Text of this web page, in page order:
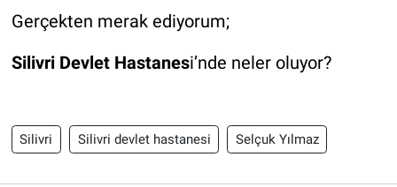
Gerçekten merak ediyorum;
Silivri Devlet Hastanesi’nde neler oluyor?
Silivri Silivri devlet hastanesi Selçuk Yılmaz